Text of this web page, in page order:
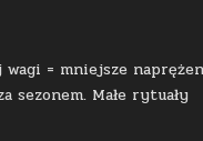
= mniejsze
Małe rytuały